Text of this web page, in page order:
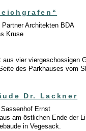
Partner Architekten BDA
Kruse
aus vier viergeschossigen
des Parkhauses vom
Dr. Lackner
Ernst
am östlichen Ende der
in Vegesack.